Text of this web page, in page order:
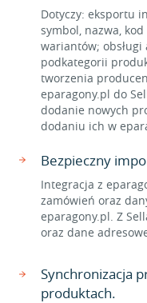
Dotyczy: eksportu
symbol, nazwa,
wariantów;
podkategorii
tworzenia
eparagony.pl do
dodanie nowych
dodaniu ich w
Bezpieczny
Integracja z
zamówień oraz
eparagony.pl. Z
oraz dane
Synchronizacja
produktach.